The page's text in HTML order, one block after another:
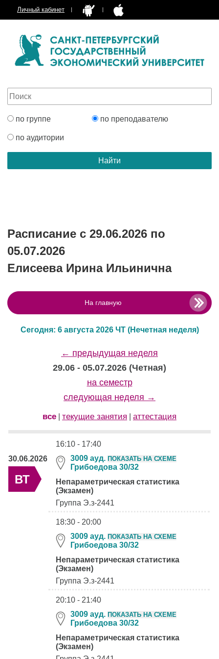
Личный кабинет
по группе по преподавателю
по аудитории
Расписание с 29.06.2026 по
05.07.2026
Елисеева Ирина Ильинична
На главную
Сегодня: 6 августа 2026 ЧТ (Нечетная неделя)
← предыдущая неделя
29.06 - 05.07.2026 (Четная)
на семестр
следующая неделя →
все текущие занятия аттестация
30.06.2026
ВТ
16:10 - 17:40
3009 ауд. ПОКАЗАТЬ НА СХЕМЕ
Грибоедова 30/32
Непараметрическая статистика
(Экзамен)
Группа Э.з-2441
18:30 - 20:00
3009 ауд. ПОКАЗАТЬ НА СХЕМЕ
Грибоедова 30/32
Непараметрическая статистика
(Экзамен)
Группа Э.з-2441
20:10 - 21:40
3009 ауд. ПОКАЗАТЬ НА СХЕМЕ
Грибоедова 30/32
Непараметрическая статистика
(Экзамен)